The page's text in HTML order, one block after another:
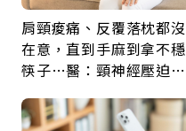
肩頸痠痛、反覆落枕都沒
在意，直到手麻到拿不穩
筷子…醫：頸神經壓迫上
鍵